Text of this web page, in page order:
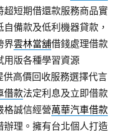
短期借還款服務商品實
自備款及低利機器貸款，
界雲林當舖借錢處理借款
用版各種學習資源
供高價回收服務選擇代言
借款法定利息及立即借款
格誠信經營萬華汽車借款
辦理。擁有台北個人打造